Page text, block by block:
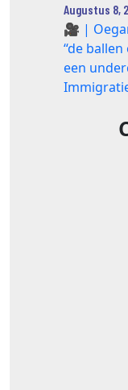
Augustus 8,
🎥 |
“de
een